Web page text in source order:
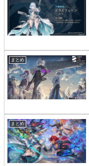
まとめ
まとめ